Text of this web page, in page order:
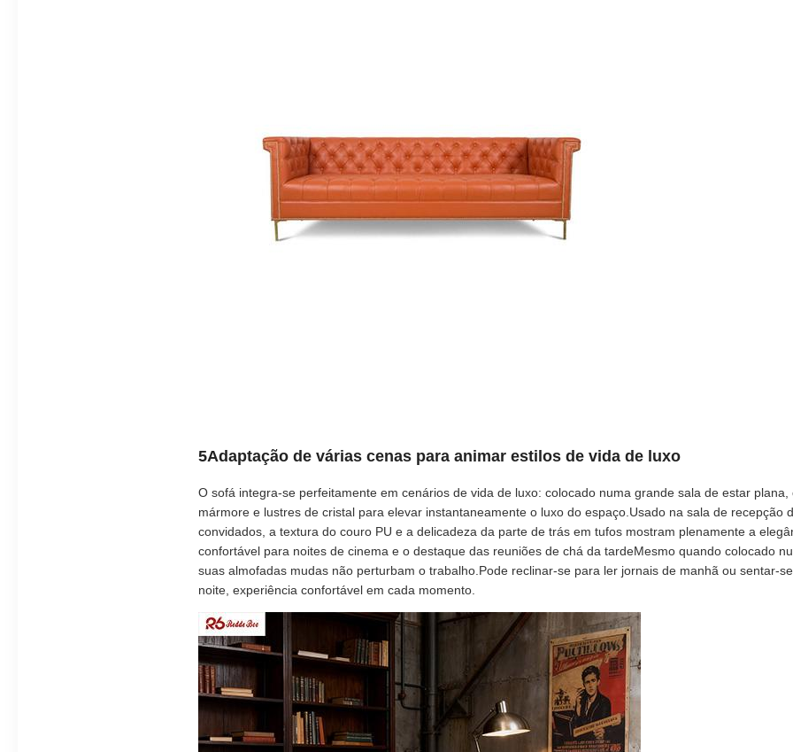
5Adaptação de várias cenas para animar estilos de vida de luxo
O sofá integra-se perfeitamente em cenários de vida de luxo: colocado numa grande sala de estar
mármore e lustres de cristal para elevar instantaneamente o luxo do espaço.Usado na sala de recepção
convidados, a textura do couro PU e a delicadeza da parte de trás em tufos mostram plenamente a
confortável para noites de cinema e o destaque das reuniões de chá da tardeMesmo quando colocado
suas almofadas mudas não perturbam o trabalho.Pode reclinar-se para ler jornais de manhã ou sentar-
noite, experiência confortável em cada momento.